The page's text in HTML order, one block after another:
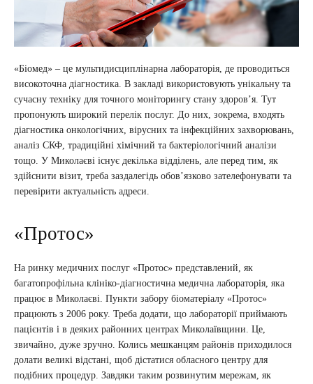
«Біомед» – це мультидисциплінарна лабораторія, де проводиться
високоточна діагностика. В закладі використовують унікальну та
сучасну техніку для точного моніторингу стану здоров’я. Тут
пропонують широкий перелік послуг. До них, зокрема, входять
діагностика онкологічних, вірусних та інфекційних захворювань,
аналіз СКФ, традиційні хімічний та бактеріологічний аналізи
тощо. У Миколаєві існує декілька відділень, але перед тим, як
здійснити візит, треба заздалегідь обов’язково зателефонувати та
перевірити актуальність адреси.
«Протос»
На ринку медичних послуг «Протос» представлений, як
багатопрофільна клініко-діагностична медична лабораторія, яка
працює в Миколаєві. Пункти забору біоматеріалу «Протос»
працюють з 2006 року. Треба додати, що лабораторії приймають
пацієнтів і в деяких районних центрах Миколаївщини. Це,
звичайно, дуже зручно. Колись мешканцям районів приходилося
долати великі відстані, щоб дістатися обласного центру для
подібних процедур. Завдяки таким розвинутим мережам, як